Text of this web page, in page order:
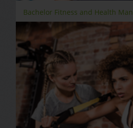
Bachelor Fitness and Health